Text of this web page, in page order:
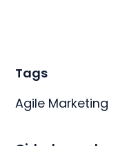
Tags
Agile Marketing